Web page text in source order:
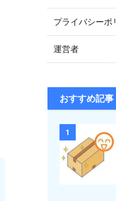
プライバシーポ
運営者
おすすめ記事
1